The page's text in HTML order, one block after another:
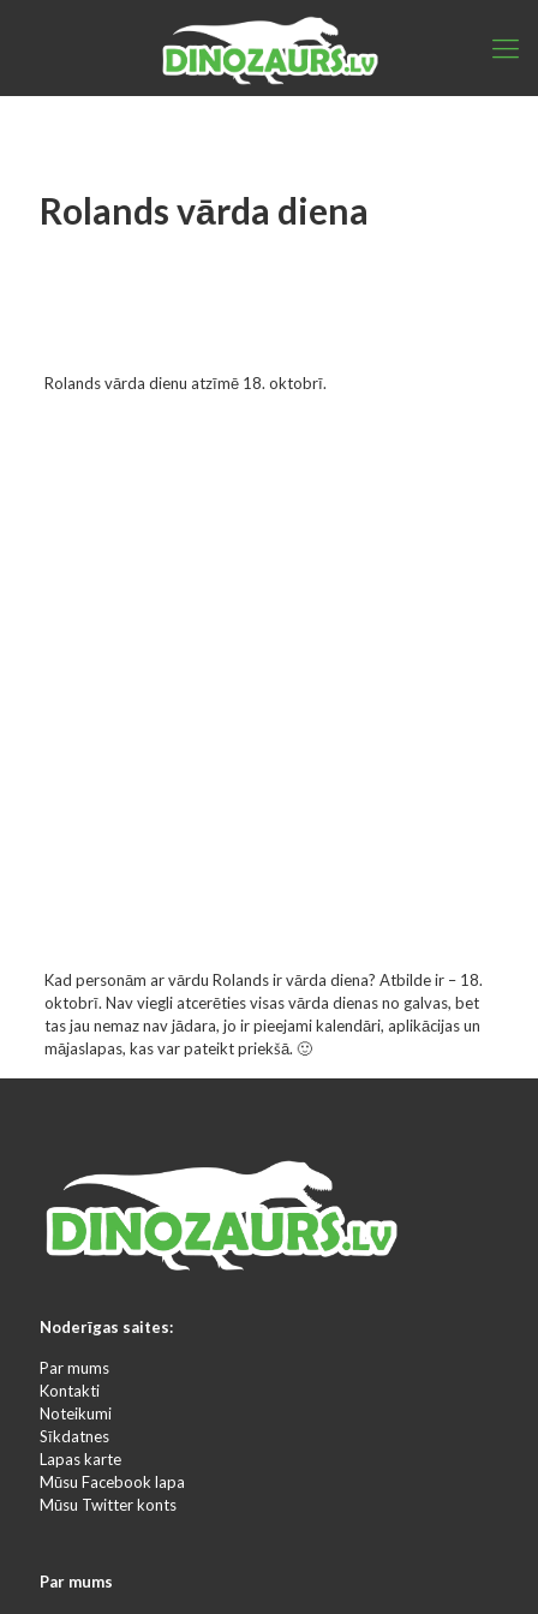
Rolands vārda diena
Rolands vārda dienu atzīmē 18. oktobrī.
Kad personām ar vārdu Rolands ir vārda diena? Atbilde ir – 18.
oktobrī. Nav viegli atcerēties visas vārda dienas no galvas, bet
tas jau nemaz nav jādara, jo ir pieejami kalendāri, aplikācijas un
mājaslapas, kas var pateikt priekšā. 🙂
Noderīgas saites:
Par mums
Kontakti
Noteikumi
Sīkdatnes
Lapas karte
Mūsu Facebook lapa
Mūsu Twitter konts
Par mums